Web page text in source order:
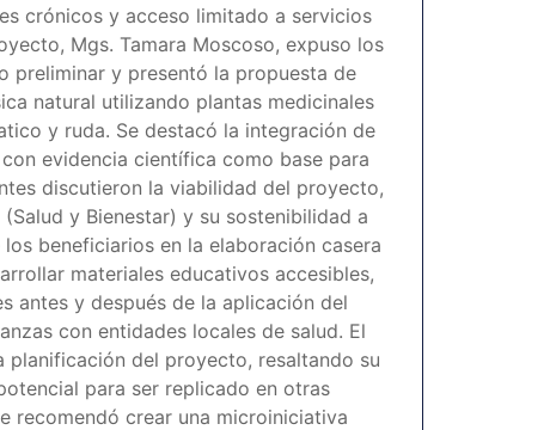
crónicos y acceso limitado a servicios
Mgs. Tamara Moscoso, expuso los
preliminar y presentó la propuesta de
natural utilizando plantas medicinales
y ruda. Se destacó la integración de
evidencia científica como base para
discutieron la viabilidad del proyecto,
y Bienestar) y su sostenibilidad a
beneficiarios en la elaboración casera
materiales educativos accesibles,
antes y después de la aplicación del
con entidades locales de salud. El
planificación del proyecto, resaltando su
para ser replicado en otras
recomendó crear una microiniciativa